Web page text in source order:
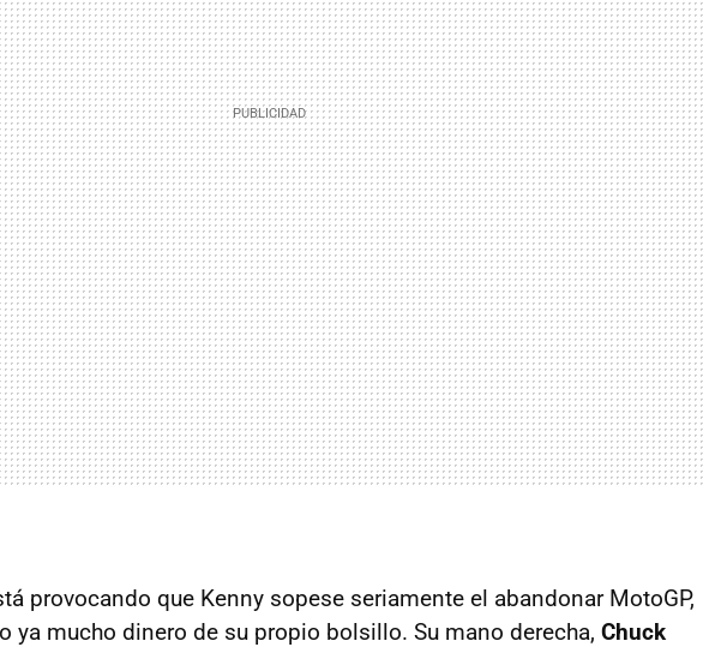
provocando que Kenny sopese seriamente el abandonar MotoGP,
ya mucho dinero de su propio bolsillo. Su mano derecha, Chuck